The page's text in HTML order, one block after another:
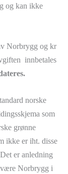
og kan ikke
Norbrygg og kr
innbetales
norske
som
grønne
ikke er iht. disse
er anledning
være Norbrygg i